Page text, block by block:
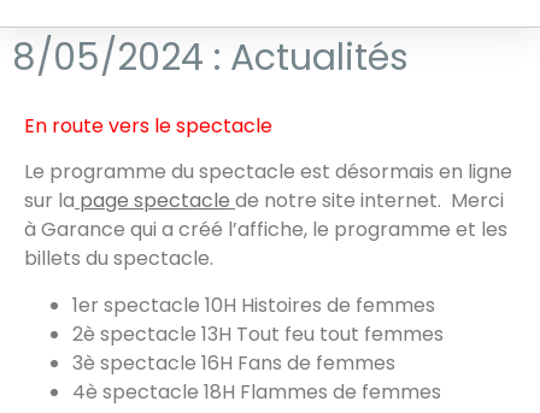
8/05/2024 : Actualités
En route vers le spectacle
Le programme du spectacle est désormais en ligne
sur la page spectacle de notre site internet. Merci
à Garance qui a créé l’affiche, le programme et les
billets du spectacle.
1er spectacle 10H Histoires de femmes
2è spectacle 13H Tout feu tout femmes
3è spectacle 16H Fans de femmes
4è spectacle 18H Flammes de femmes